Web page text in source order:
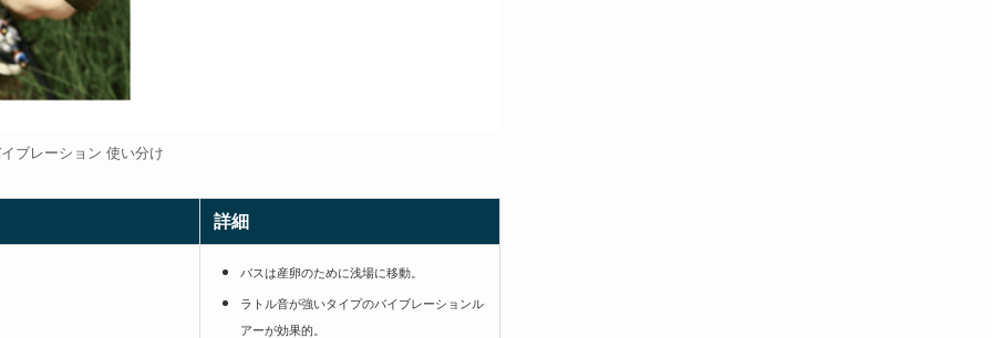
ブレーション 使い分け
詳細
バスは産卵のために浅場に移動。
ラトル音が強いタイプのバイブレーションル
アーが効果的。